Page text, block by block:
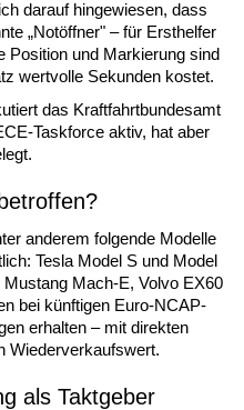
darauf hingewiesen, dass
„Notöffner" – für Ersthelfer
Position und Markierung sind
wertvolle Sekunden kostet.
das Kraftfahrtbundesamt
Taskforce aktiv, hat aber
anderem folgende Modelle
Tesla Model S und Model
Mach-E, Volvo EX60
bei künftigen Euro-NCAP-
erhalten – mit direkten
Wiederverkaufswert.
als Taktgeber